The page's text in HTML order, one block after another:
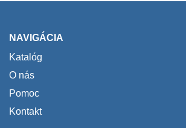
NAVIGÁCIA
Katalóg
O nás
Pomoc
Kontakt